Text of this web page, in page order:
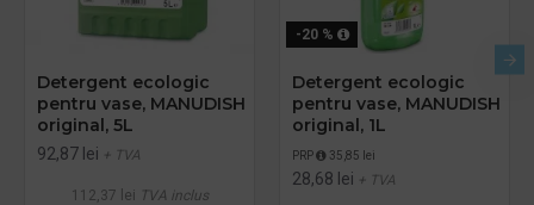
Detergent ecologic
pentru vase, MANUDISH
original, 5L
92,87 lei + TVA
112,37 lei TVA inclus
-20 %
Detergent ecologic
pentru vase, MANUDISH
original, 1L
PRP 35,85 lei
28,68 lei + TVA